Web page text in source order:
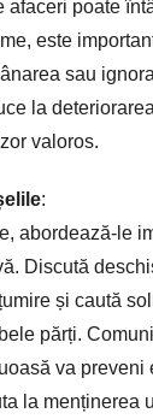
afaceri poate
este
sau
la
valoros.
:
abordează-le
Discută
și caută
părți.
va preveni
la menținerea